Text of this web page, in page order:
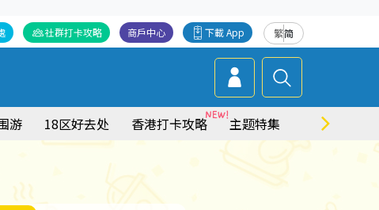
繁简
下載 App
商戶中心
社群打卡攻略
游 18区好去处 香港打卡攻略 主题特集 商场情报